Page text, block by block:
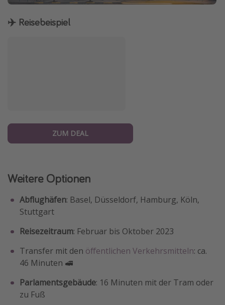
✈️ Reisebeispiel
ZUM DEAL
Weitere Optionen
Abflughäfen: Basel, Düsseldorf, Hamburg, Köln,
Stuttgart
Reisezeitraum: Februar bis Oktober 2023
Transfer mit den öffentlichen Verkehrsmitteln: ca.
46 Minuten 🚅
Parlamentsgebäude: 16 Minuten mit der Tram oder
zu Fuß